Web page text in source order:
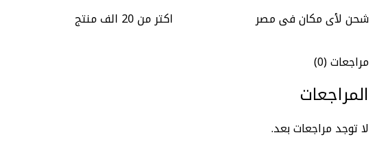
شحن لأى مكان فى مصر اكتر من 20 الف منتج
مراجعات (0)
المراجعات
لا توجد مراجعات بعد.